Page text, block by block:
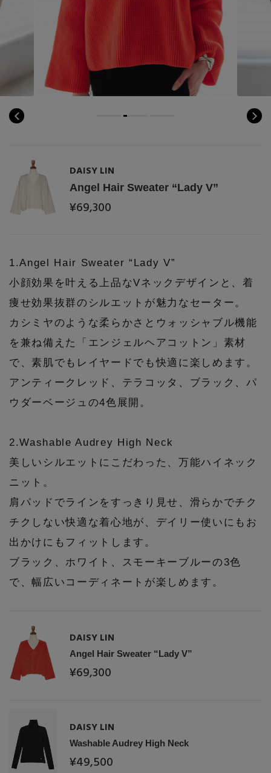
ニット
コート
ブーツ
財布・小物
ボディバッグ・ウェストポーチ
クラッチバッグ
スーツケース
スマートフォンケース・タブレットケース
アイウェア
ベルト
レッグウェア
ポーチ
その他(傘・ハンカチ・時計など)
バングル・ブレスレット
リング
コサージュ・ブローチ
チャーム
インナー
シューズ
バッグ・小物
CONTENTS
特集一覧
NEW IN BRAND
BRAND NEWS
HOT STYLE
EDITOR'S CLOSET
メルマガ PICKUP
PERSONAL COLOR
エディター厳選ギフト
【エディターズ・エッセンシャル】
ベーシックとトレンドが交差する16の名品
DAISY LIN
Angel Hair Sweater “Lady V”
¥69,300
1.Angel Hair Sweater “Lady V”
小顔効果を叶える上品なVネックデザインと、着
痩せ効果抜群のシルエットが魅力なセーター。
カシミヤのような柔らかさとウォッシャブル機能
を兼ね備えた「エンジェルヘアコットン」素材
で、素肌でもレイヤードでも快適に楽しめます。
アンティークレッド、テラコッタ、ブラック、パ
ウダーベージュの4色展開。
2.Washable Audrey High Neck
美しいシルエットにこだわった、万能ハイネック
ニット。
肩パッドでラインをすっきり見せ、滑らかでチク
チクしない快適な着心地が、デイリー使いにもお
出かけにもフィットします。
ブラック、ホワイト、スモーキーブルーの3色
で、幅広いコーディネートが楽しめます。
DAISY LIN
Angel Hair Sweater “Lady V”
¥69,300
DAISY LIN
Washable Audrey High Neck
¥49,500